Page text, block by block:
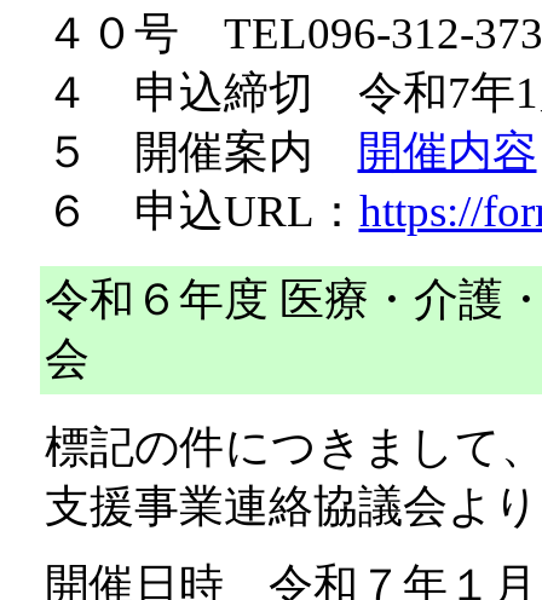
４０号 TEL096-312-
４ 申込締切 令和7年1
５ 開催案内
開催内容
６ 申込URL： https://
令和６年度 医療・介護
会
標記の件につきまして
支援事業連絡協議会よ
開催日時 令和７年１月